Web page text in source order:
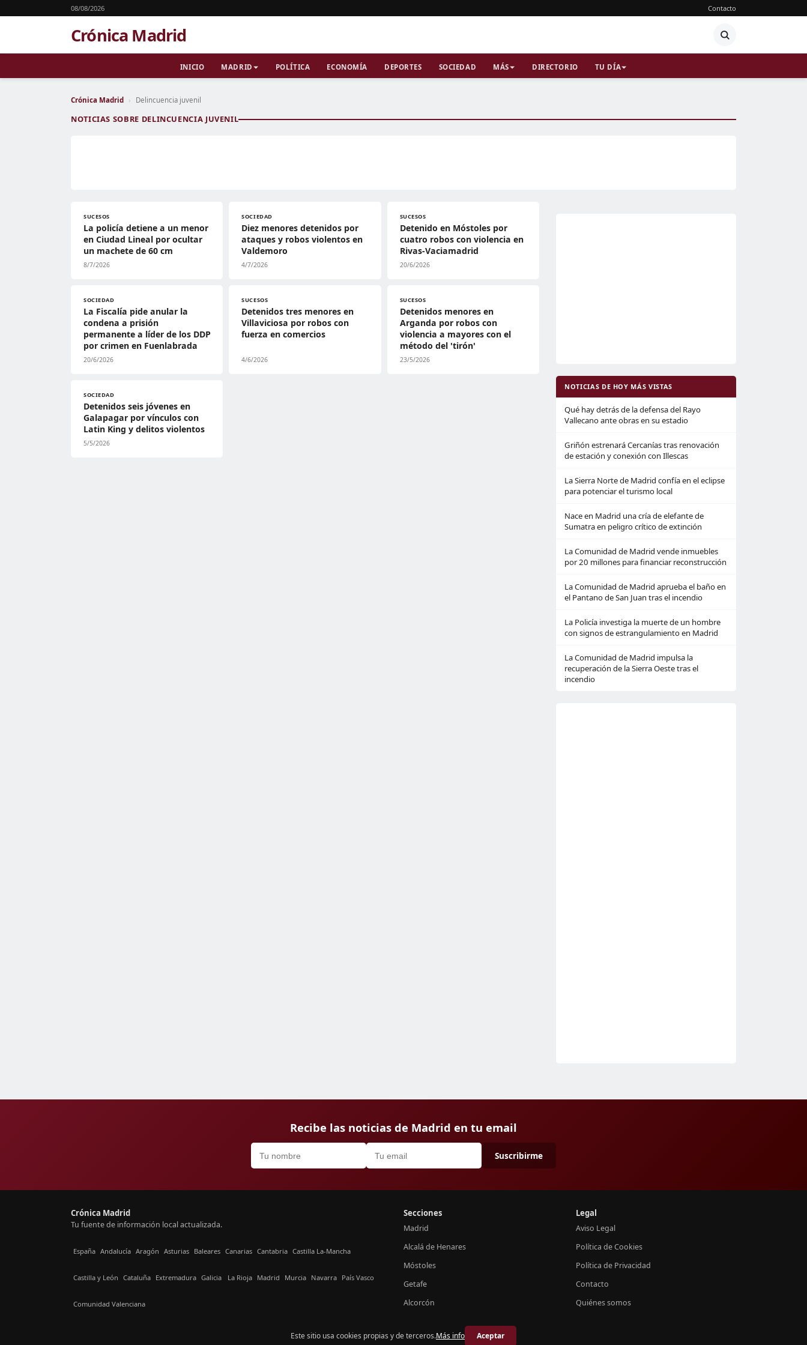
08/08/2026 Contacto
Crónica Madrid
INICIO MADRID POLÍTICA ECONOMÍA DEPORTES SOCIEDAD MÁS DIRECTORIO TU DÍA
Crónica Madrid › Delincuencia juvenil
NOTICIAS SOBRE DELINCUENCIA JUVENIL
SUCESOS
La policía detiene a un menor
en Ciudad Lineal por ocultar
un machete de 60 cm
8/7/2026
SOCIEDAD
Diez menores detenidos por
ataques y robos violentos en
Valdemoro
4/7/2026
SUCESOS
Detenido en Móstoles por
cuatro robos con violencia en
Rivas-Vaciamadrid
20/6/2026
SOCIEDAD
La Fiscalía pide anular la
condena a prisión
permanente a líder de los DDP
por crimen en Fuenlabrada
20/6/2026
SUCESOS
Detenidos tres menores en
Villaviciosa por robos con
fuerza en comercios
4/6/2026
SUCESOS
Detenidos menores en
Arganda por robos con
violencia a mayores con el
método del 'tirón'
23/5/2026
SOCIEDAD
Detenidos seis jóvenes en
Galapagar por vínculos con
Latin King y delitos violentos
5/5/2026
NOTICIAS DE HOY MÁS VISTAS
Qué hay detrás de la defensa del Rayo
Vallecano ante obras en su estadio
Griñón estrenará Cercanías tras renovación
de estación y conexión con Illescas
La Sierra Norte de Madrid confía en el eclipse
para potenciar el turismo local
Nace en Madrid una cría de elefante de
Sumatra en peligro crítico de extinción
La Comunidad de Madrid vende inmuebles
por 20 millones para financiar reconstrucción
La Comunidad de Madrid aprueba el baño en
el Pantano de San Juan tras el incendio
La Policía investiga la muerte de un hombre
con signos de estrangulamiento en Madrid
La Comunidad de Madrid impulsa la
recuperación de la Sierra Oeste tras el
incendio
Recibe las noticias de Madrid en tu email
Suscribirme
Crónica Madrid
Tu fuente de información local actualizada.
España Andalucía Aragón Asturias Baleares Canarias Cantabria Castilla La-Mancha
Castilla y León Cataluña Extremadura Galicia La Rioja Madrid Murcia Navarra País Vasco
Comunidad Valenciana
Secciones
Madrid
Alcalá de Henares
Móstoles
Getafe
Alcorcón
Legal
Aviso Legal
Política de Cookies
Política de Privacidad
Contacto
Quiénes somos
© 2026 Crónica Madrid
Este sitio usa cookies propias y de terceros.Más info Aceptar